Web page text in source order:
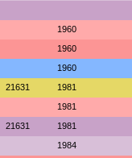
1960
1960
1960
21631 1981
1981
21631 1981
1984